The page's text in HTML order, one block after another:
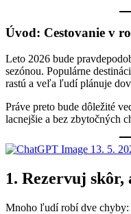
Úvod: Cestovanie v
Leto 2026 bude
sezónou. Populárne
rastú a veľa ľudí plánuje
Práve preto bude dôležité
lacnejšie a bez zbytočných
1. Rezervuj
Mnoho ľudí robí dve chyby: